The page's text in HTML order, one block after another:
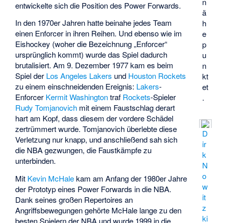
ä
h
e
p
u
n
kt
et
.
D
ir
k
N
o
w
it
z
ki
entwickelte sich die Position des Power Forwards.
In den 1970er Jahren hatte beinahe jedes Team
einen Enforcer in ihren Reihen. Und ebenso wie im
Eishockey (woher die Bezeichnung „Enforcer“
ursprünglich kommt) wurde das Spiel dadurch
brutalisiert. Am 9. Dezember 1977 kam es beim
Spiel der Los Angeles Lakers und Houston Rockets
zu einem einschneidenden Ereignis: Lakers-
Enforcer Kermit Washingtontraf Rockets-Spieler
Rudy Tomjanovich mit einem Faustschlag derart
hart am Kopf, dass diesem der vordere Schädel
zertrümmert wurde. Tomjanovich überlebte diese
Verletzung nur knapp, und anschließend sah sich
die NBA gezwungen, die Faustkämpfe zu
unterbinden.
Mit Kevin McHalekam am Anfang der 1980er Jahre
der Prototyp eines Power Forwards in die NBA.
Dank seines großen Repertoires an
Angriffsbewegungen gehörte McHale lange zu den
besten Spielern der NBA und wurde 1999 in die